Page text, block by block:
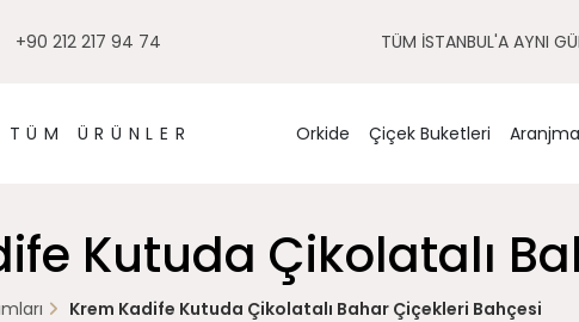
+90 212 217 94 74 TÜM İSTANBUL'A AYNI
TÜM ÜRÜNLER Orkide Çiçek Buketleri
Kutuda Çikolatalı
Krem Kadife Kutuda Çikolatalı Bahar Çiçekleri Bahçesi